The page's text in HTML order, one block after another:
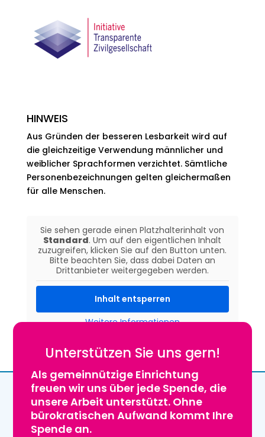
HINWEIS
Aus Gründen der besseren Lesbarkeit wird auf
die gleichzeitige Verwendung männlicher und
weiblicher Sprachformen verzichtet. Sämtliche
Personenbezeichnungen gelten gleichermaßen
für alle Menschen.
Sie sehen gerade einen Platzhalterinhalt von
Standard. Um auf den eigentlichen Inhalt
zuzugreifen, klicken Sie auf den Button unten.
Bitte beachten Sie, dass dabei Daten an
Drittanbieter weitergegeben werden.
Inhalt entsperren
Weitere Informationen
Unterstützen Sie uns gern!
Als gemeinnützige Einrichtung
freuen wir uns über jede Spende, die
unsere Arbeit unterstützt. Ohne
bürokratischen Aufwand kommt Ihre
Spende an.